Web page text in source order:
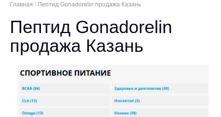
Главная / Пептид Gonadorelin продажа Казань
Пептид Gonadorelin
продажа Казань